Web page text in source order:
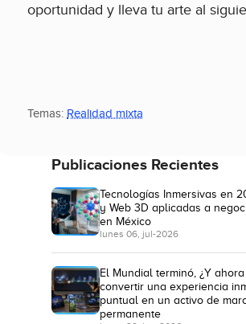
oportunidad y lleva tu arte al
Temas: Realidad mixta
Publicaciones Recientes
Tecnologías Inmersivas en
y Web 3D aplicadas a
en México
lunes 06, jul-2026
El Mundial terminó, ¿Y
convertir una experiencia
puntual en un activo de
permanente